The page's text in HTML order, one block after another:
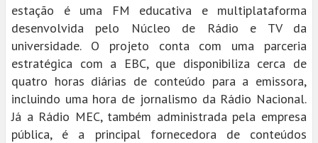
estação é uma FM educativa e multiplataforma
desenvolvida pelo Núcleo de Rádio e TV da
universidade. O projeto conta com uma parceria
estratégica com a EBC, que disponibiliza cerca de
quatro horas diárias de conteúdo para a emissora,
incluindo uma hora de jornalismo da Rádio Nacional.
Já a Rádio MEC, também administrada pela empresa
pública, é a principal fornecedora de conteúdos